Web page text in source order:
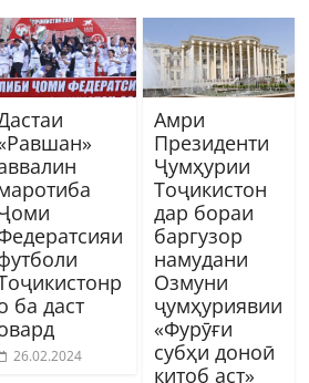
ба даст
26.02.2024
Амри
Президенти
Ҷумҳурии
Тоҷикистон
дар бораи
баргузор
намудани
Озмуни
ҷумҳуриявии
«Фурӯғи
субҳи доноӣ
китоб аст»